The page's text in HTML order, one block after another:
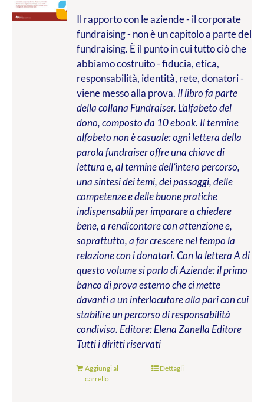
Il rapporto con le aziende - il corporate
fundraising - non è un capitolo a parte del
fundraising. È il punto in cui tutto ciò che
abbiamo costruito - fiducia, etica,
responsabilità, identità, rete, donatori -
viene messo alla prova. Il libro fa parte
della collana Fundraiser. L’alfabeto del
dono, composto da 10 ebook. Il termine
alfabeto non è casuale: ogni lettera della
parola fundraiser offre una chiave di
lettura e, al termine dell’intero percorso,
una sintesi dei temi, dei passaggi, delle
competenze e delle buone pratiche
indispensabili per imparare a chiedere
bene, a rendicontare con attenzione e,
soprattutto, a far crescere nel tempo la
relazione con i donatori. Con la lettera A di
questo volume si parla di Aziende: il primo
banco di prova esterno che ci mette
davanti a un interlocutore alla pari con cui
stabilire un percorso di responsabilità
condivisa. Editore: Elena Zanella Editore
Tutti i diritti riservati
Aggiungi al
carrello
Dettagli